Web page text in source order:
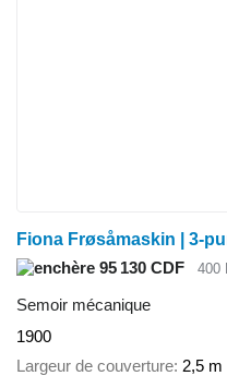
Fiona Frøsåmaskin | 3-
95 130 CDF
400
Semoir mécanique
1900
Largeur de couverture 2,5 m